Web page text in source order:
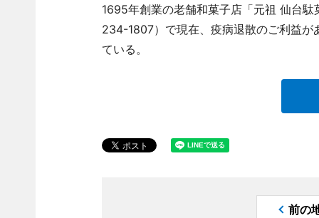
1695年創業の老舗和菓子店「元祖 仙台
234-1807）で現在、疫病退散のご利益が
ている。
前の